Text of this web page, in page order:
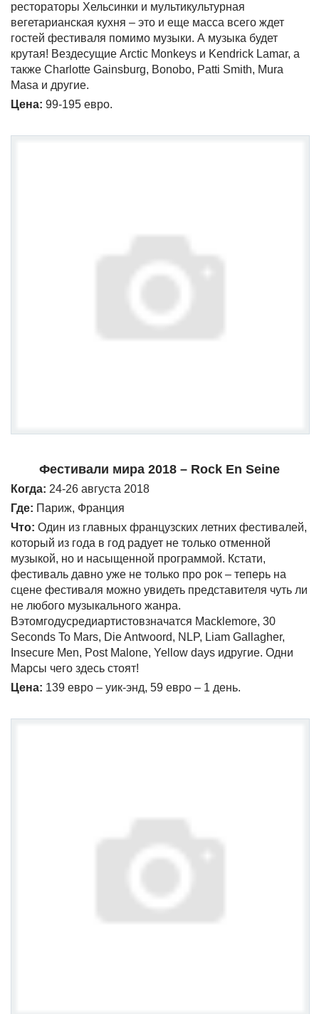
рестораторы Хельсинки и мультикультурная
вегетарианская кухня – это и еще масса всего ждет
гостей фестиваля помимо музыки. А музыка будет
крутая! Вездесущие Arctic Monkeys и Kendrick Lamar, а
также Charlotte Gainsburg, Bonobo, Patti Smith, Mura
Masa и другие.
Цена: 99-195 евро.
Фестивали мира 2018 – Rock En Seine
Когда: 24-26 августа 2018
Где: Париж, Франция
Что: Один из главных французских летних фестивалей,
который из года в год радует не только отменной
музыкой, но и насыщенной программой. Кстати,
фестиваль давно уже не только про рок – теперь на
сцене фестиваля можно увидеть представителя чуть ли
не любого музыкального жанра.
Вэтомгодусредиартистовзначатся Macklemore, 30
Seconds To Mars, Die Antwoord, NLP, Liam Gallagher,
Insecure Men, Post Malone, Yellow days идругие. Одни
Марсы чего здесь стоят!
Цена: 139 евро – уик-энд, 59 евро – 1 день.